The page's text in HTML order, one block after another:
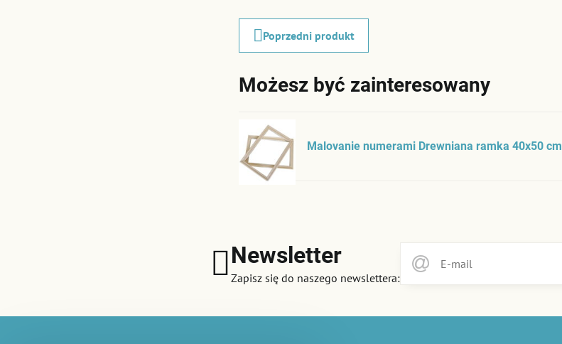
Poprzedni produkt
Możesz być zainteresowany
Malovanie numerami Drewniana ramka 40x50 cm
Newsletter
Zapisz się do naszego newslettera: